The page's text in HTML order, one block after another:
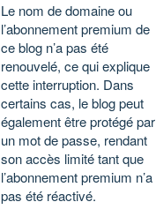
Le nom de domaine ou
l’abonnement premium de
ce blog n’a pas été
renouvelé, ce qui explique
cette interruption. Dans
certains cas, le blog peut
également être protégé par
un mot de passe, rendant
son accès limité tant que
l’abonnement premium n’a
pas été réactivé.